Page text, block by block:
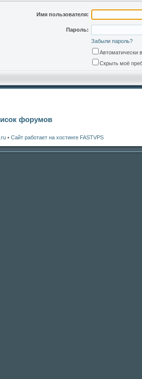
Имя пользователя:
Пароль:
Забыли пароль?
Автоматически
Скрыть моё
форумов
• Сайт работает на хостинге FASTVPS